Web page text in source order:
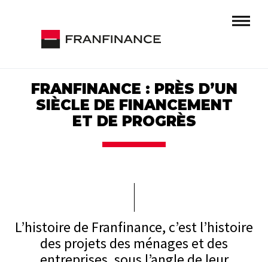
FRANFINANCE : PRÈS D’UN
SIÈCLE DE FINANCEMENT
ET DE PROGRÈS
L’histoire de Franfinance, c’est l’histoire
des projets des ménages et des